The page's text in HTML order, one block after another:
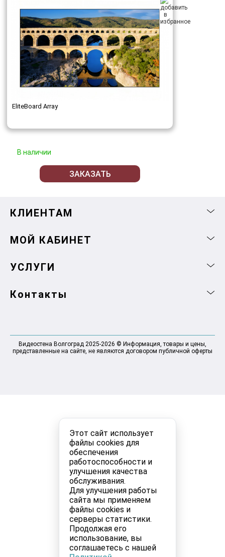
Этот сайт использует
файлы cookies для
обеспечения
работоспособности и
улучшения качества
обслуживания.
Для улучшения работы
сайта мы применяем
файлы cookies и
серверы статистики.
Продолжая его
использование, вы
соглашаетесь с нашей
EliteBoard Array
В наличии
ЗАКАЗАТЬ
КЛИЕНТАМ
МОЙ КАБИНЕТ
УСЛУГИ
Контакты
Видеостена Волгоград 2025-2026 © Информация, товары и цены,
представленные на сайте, не являются договором публичной оферты